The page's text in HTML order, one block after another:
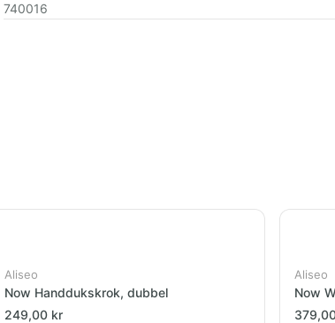
740016
Aliseo
Now Handdukskrok, dubbel
249,00 kr
Aliseo
Now